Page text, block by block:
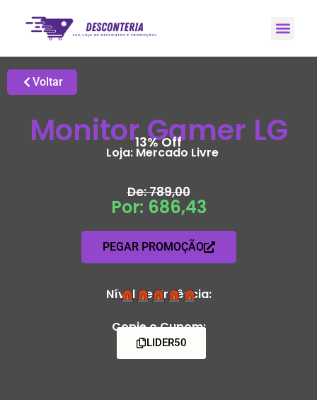
Voltar
Monitor Gamer LG
13% Off
Loja: Mercado Livre
De: 789,00
Por: 686,43
PEGAR PROMOÇÃO
Nível de Urgência:
Copie o Cupom:
LIDER50